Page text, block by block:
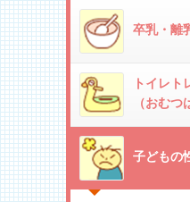
卒乳・離
トイレト
（おむつ
子どもの